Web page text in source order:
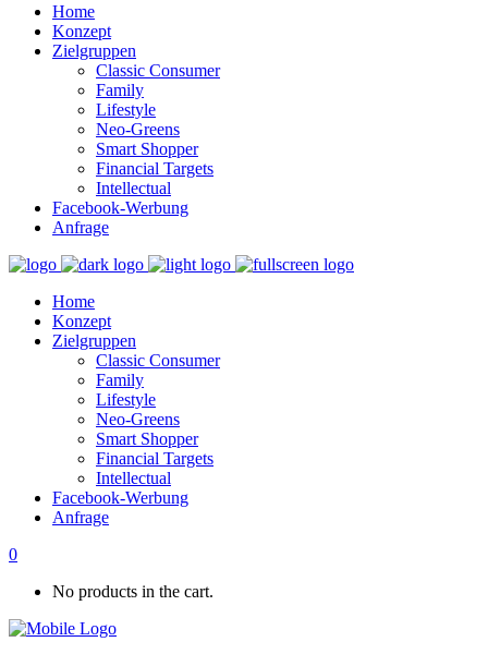
Home
Konzept
Zielgruppen
Classic Consumer
Family
Lifestyle
Neo-Greens
Smart Shopper
Financial Targets
Intellectual
Facebook-Werbung
Anfrage
Home
Konzept
Zielgruppen
Classic Consumer
Family
Lifestyle
Neo-Greens
Smart Shopper
Financial Targets
Intellectual
Facebook-Werbung
Anfrage
0
No products in the cart.